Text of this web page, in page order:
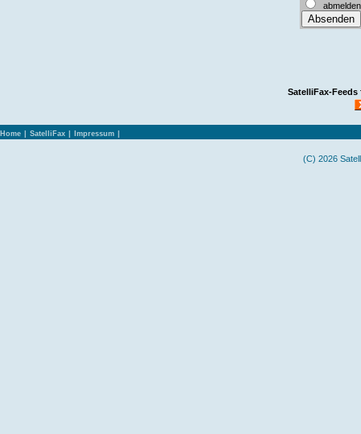
abmelden
SatelliFax-Feeds
Home SatelliFax Impressum
(C) 2026